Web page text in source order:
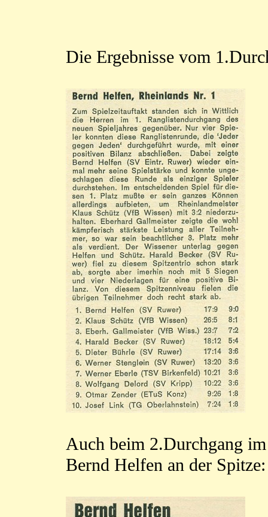
Die Ergebnisse vom
Auch beim 2.Durchgang
Bernd Helfen an der Spitze: